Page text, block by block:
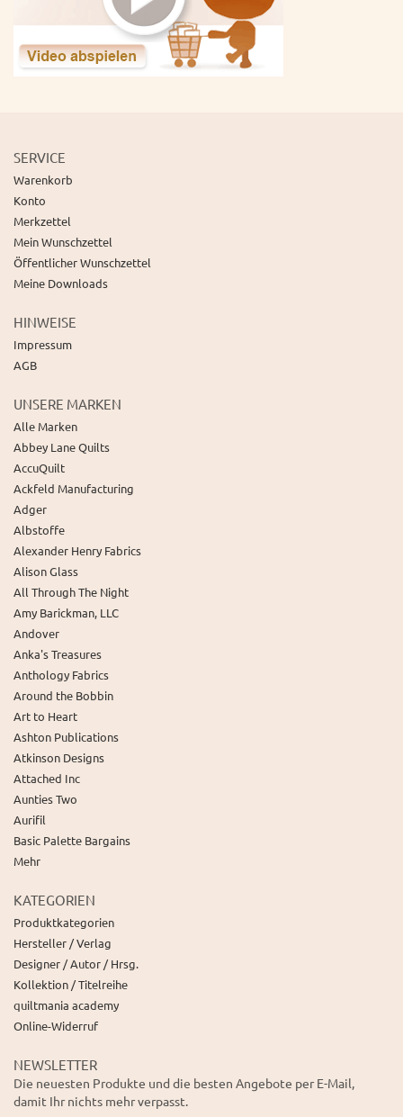
SERVICE
Warenkorb
Konto
Merkzettel
Mein Wunschzettel
Öffentlicher Wunschzettel
Meine Downloads
HINWEISE
Impressum
AGB
UNSERE MARKEN
Alle Marken
Abbey Lane Quilts
AccuQuilt
Ackfeld Manufacturing
Adger
Albstoffe
Alexander Henry Fabrics
Alison Glass
All Through The Night
Amy Barickman, LLC
Andover
Anka's Treasures
Anthology Fabrics
Around the Bobbin
Art to Heart
Ashton Publications
Atkinson Designs
Attached Inc
Aunties Two
Aurifil
Basic Palette Bargains
Mehr
KATEGORIEN
Produktkategorien
Hersteller / Verlag
Designer / Autor / Hrsg.
Kollektion / Titelreihe
quiltmania academy
Online-Widerruf
NEWSLETTER
Die neuesten Produkte und die besten Angebote per E-Mail,
damit Ihr nichts mehr verpasst.